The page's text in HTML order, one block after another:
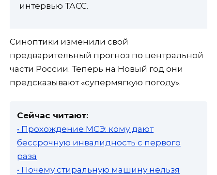
интервью ТАСС.
Синоптики изменили свой
предварительный прогноз по центральной
части России. Теперь на Новый год они
предсказывают «супермягкую погоду».
Сейчас читают:
• Прохождение МСЭ: кому дают
бессрочную инвалидность с первого
раза
• Почему стиральную машину нельзя